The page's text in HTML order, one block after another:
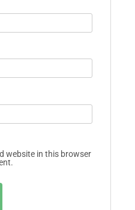
website in this browser